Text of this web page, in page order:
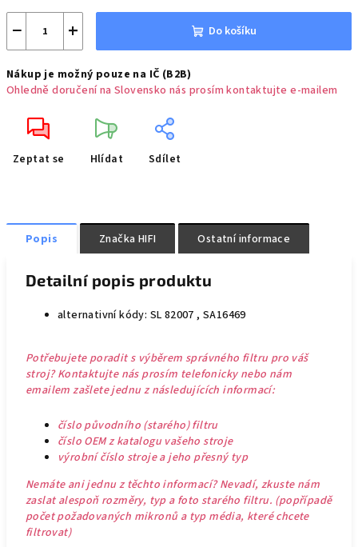
+
− Do košíku
Nákup je možný pouze na IČ (B2B)
Ohledně doručení na Slovensko nás prosím kontaktujte e-mailem
Zeptat se Hlídat Sdílet
Popis Značka HIFI Ostatní informace
Detailní popis produktu
alternativní kódy: SL 82007 , SA16469
Potřebujete poradit s výběrem správného filtru pro váš
stroj? Kontaktujte nás prosím telefonicky nebo nám
emailem zašlete jednu z následujících informací:
číslo původního (starého) filtru
číslo OEM z katalogu vašeho stroje
výrobní číslo stroje a jeho přesný typ
Nemáte ani jednu z těchto informací? Nevadí, zkuste nám
zaslat alespoň rozměry, typ a foto starého filtru. (popřípadě
počet požadovaných mikronů a typ média, které chcete
filtrovat)